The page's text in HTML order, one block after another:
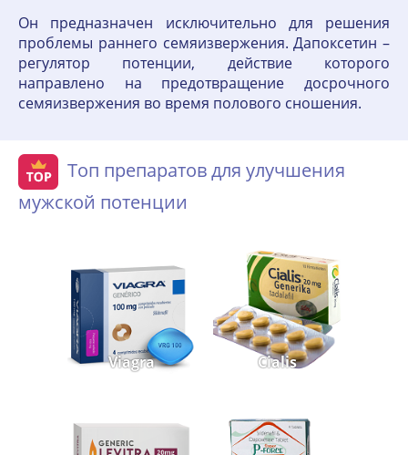
Он предназначен исключительно для решения
проблемы раннего семяизвержения. Дапоксетин –
регулятор потенции, действие которого
направлено на предотвращение досрочного
семяизвержения во время полового сношения.
Топ препаратов для улучшения
мужской потенции
Viagra Cialis